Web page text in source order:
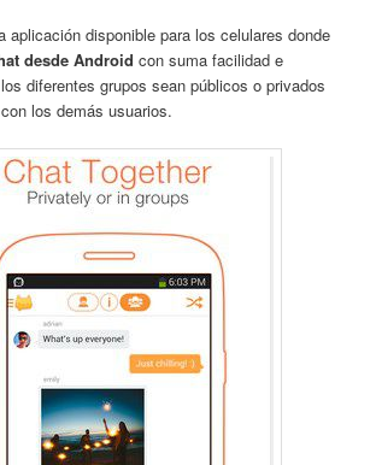
aplicación disponible para los celulares donde
desde Android con suma facilidad e
diferentes grupos sean públicos o privados
los demás usuarios.